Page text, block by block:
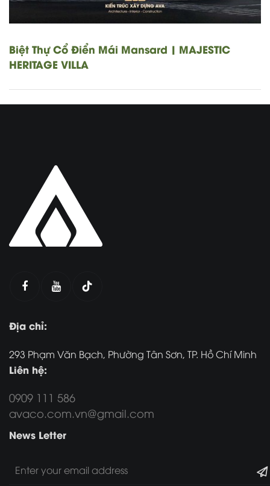
Biệt Thự Cổ Điển Mái Mansard | MAJESTIC
HERITAGE VILLA
Địa chỉ:
293 Phạm Văn Bạch, Phường Tân Sơn, TP. Hồ Chí Minh
Liên hệ:
0909 111 586
avaco.com.vn@gmail.com
News Letter